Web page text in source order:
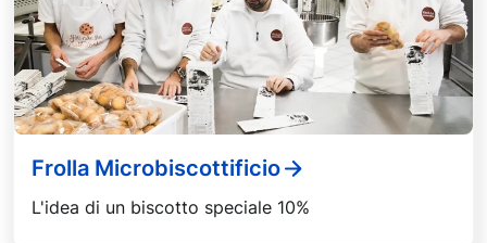
Frolla Microbiscottificio
L'idea di un biscotto speciale 10%